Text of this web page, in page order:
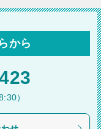
から
）